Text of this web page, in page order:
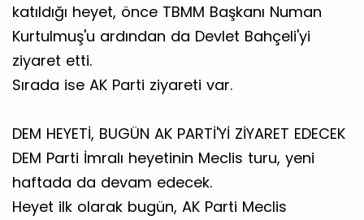
katıldığı heyet, önce TBMM Başkanı Numan
Kurtulmuş'u ardından da Devlet Bahçeli'yi
ziyaret etti.
Sırada ise AK Parti ziyareti var.
DEM HEYETİ, BUGÜN AK PARTİ'Yİ ZİYARET EDECEK
DEM Parti İmralı heyetinin Meclis turu, yeni
haftada da devam edecek.
Heyet ilk olarak bugün, AK Parti Meclis